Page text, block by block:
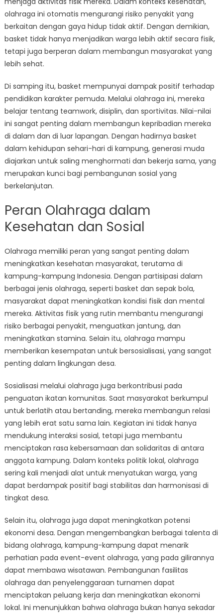
olahraga ini otomatis mengurangi risiko penyakit yang
berkaitan dengan gaya hidup tidak aktif. Dengan demikian,
basket tidak hanya menjadikan warga lebih aktif secara fisik,
tetapi juga berperan dalam membangun masyarakat yang
lebih sehat.
Di samping itu, basket mempunyai dampak positif terhadap
pendidikan karakter pemuda. Melalui olahraga ini, mereka
belajar tentang teamwork, disiplin, dan sportivitas. Nilai-nilai
ini sangat penting dalam membangun kepribadian mereka
di dalam dan di luar lapangan. Dengan hadirnya basket
dalam kehidupan sehari-hari di kampung, generasi muda
diajarkan untuk saling menghormati dan bekerja sama, yang
merupakan kunci bagi pembangunan sosial yang
berkelanjutan.
Peran Olahraga dalam
Kesehatan dan Sosial
Olahraga memiliki peran yang sangat penting dalam
meningkatkan kesehatan masyarakat, terutama di
kampung-kampung Indonesia. Dengan partisipasi dalam
berbagai jenis olahraga, seperti basket dan sepak bola,
masyarakat dapat meningkatkan kondisi fisik dan mental
mereka. Aktivitas fisik yang rutin membantu mengurangi
risiko berbagai penyakit, menguatkan jantung, dan
meningkatkan stamina. Selain itu, olahraga mampu
memberikan kesempatan untuk bersosialisasi, yang sangat
penting dalam lingkungan desa.
Sosialisasi melalui olahraga juga berkontribusi pada
penguatan ikatan komunitas. Saat masyarakat berkumpul
untuk berlatih atau bertanding, mereka membangun relasi
yang lebih erat satu sama lain. Kegiatan ini tidak hanya
mendukung interaksi sosial, tetapi juga membantu
menciptakan rasa kebersamaan dan solidaritas di antara
anggota kampung. Dalam konteks politik lokal, olahraga
sering kali menjadi alat untuk menyatukan warga, yang
dapat berdampak positif bagi stabilitas dan harmonisasi di
tingkat desa.
Selain itu, olahraga juga dapat meningkatkan potensi
ekonomi desa. Dengan mengembangkan berbagai talenta di
bidang olahraga, kampung-kampung dapat menarik
perhatian pada event-event olahraga, yang pada gilirannya
dapat membawa wisatawan. Pembangunan fasilitas
olahraga dan penyelenggaraan turnamen dapat
menciptakan peluang kerja dan meningkatkan ekonomi
lokal. Ini menunjukkan bahwa olahraga bukan hanya sekadar